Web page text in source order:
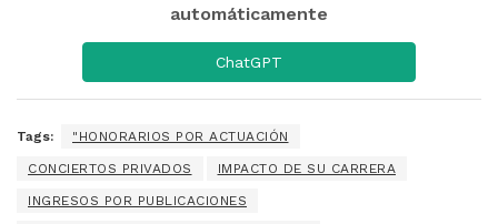
automáticamente
ChatGPT
Tags: "HONORARIOS POR ACTUACIÓN
CONCIERTOS PRIVADOS IMPACTO DE SU CARRERA
INGRESOS POR PUBLICACIONES